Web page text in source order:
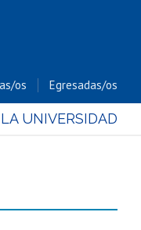
os Egresadas/os
LA UNIVERSIDAD